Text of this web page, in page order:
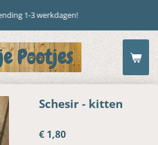
1-3 werkdagen!
Schesir - kitten
€ 1,80